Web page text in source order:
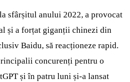
sfârșitul anului 2022, a provocat
și a forțat giganții chinezi din
Baidu, să reacționeze rapid.
concurenți pentru o
și în patru luni și-a lansat